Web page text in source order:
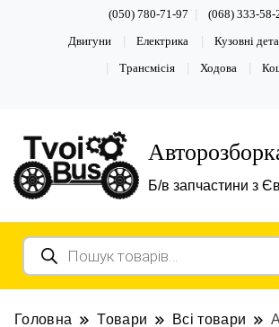
(050) 780-71-97 (068) 333-58-
Двигуни Електрика Кузовні
Трансмісія Ходова
Б/в запчастини з
Пошук
товарів
Головна Товари Всі товари